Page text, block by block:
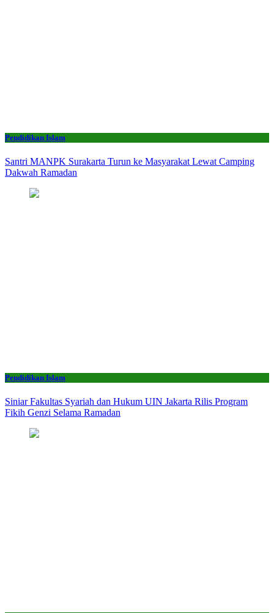
Pendidikan Islam
Santri MANPK Surakarta Turun ke Masyarakat Lewat Camping
Dakwah Ramadan
Pendidikan Islam
Siniar Fakultas Syariah dan Hukum UIN Jakarta Rilis Program
Fikih Genzi Selama Ramadan